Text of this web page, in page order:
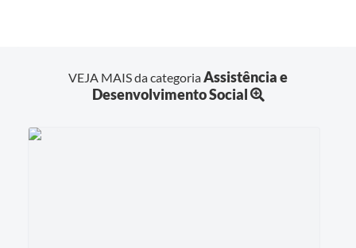
VEJA MAIS da categoriaAssistência e
Desenvolvimento Social